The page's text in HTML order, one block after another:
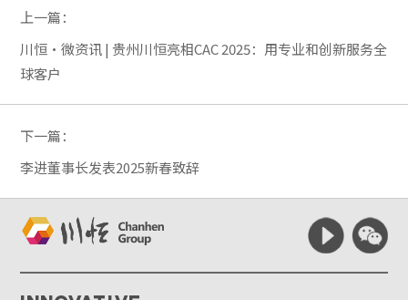
上一篇：
川恒·微资讯 | 贵州川恒亮相CAC 2025：用专业和创新服务全
球客户
下一篇：
李进董事长发表2025新春致辞